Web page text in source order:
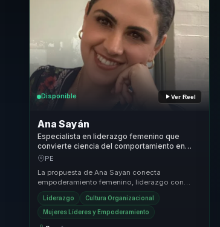
Disponible Ver Reel
Ana Sayán
Especialista en liderazgo femenino que
convierte ciencia del comportamiento en
voz, influencia y crecimiento para mujeres
PE
La propuesta de Ana Sayan conecta
empoderamiento femenino, liderazgo con
caracter y ciencia del comportamiento con un
reto concreto para ...
Liderazgo Cultura Organizacional
Mujeres Líderes y Empoderamiento